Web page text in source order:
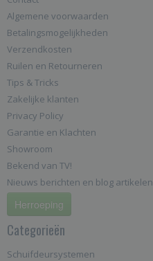
Algemene voorwaarden
Betalingsmogelijkheden
Verzendkosten
Ruilen en Retourneren
Tips & Tricks
Zakelijke klanten
Privacy Policy
Garantie en Klachten
Showroom
Bekend van TV!
Nieuws berichten en blog artikelen
Herroeping
Categorieën
Schuifdeursystemen